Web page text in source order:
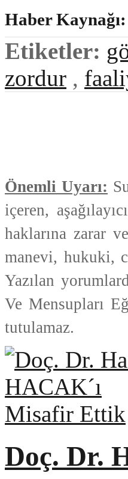
Haber Kaynağı:
Etiketler:
zordur ,
Önemli Uyarı:
içeren,
haklarına zarar
manevi, hukuki,
Yazılan
Ve Mensupları
tutulamaz.
Doç. Dr.